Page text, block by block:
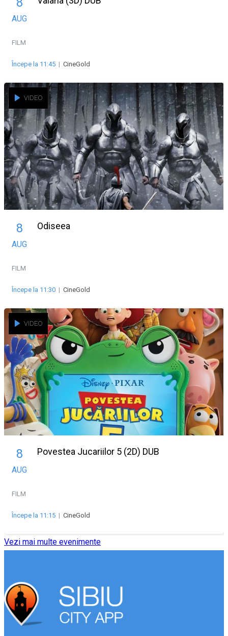
AUG
FILM
Începe la 11:45 | CineGold
VIDEO
8
AUG
Odiseea
FILM
Începe la 11:30 | CineGold
VIDEO
8
AUG
Povestea Jucariilor 5 (2D) DUB
FILM
Începe la 11:15 | CineGold
Vezi mai multe evenimente